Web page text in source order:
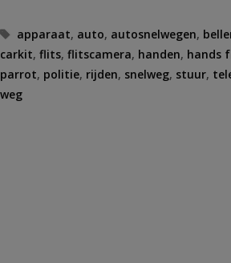
Tags
apparaat, auto, autosnelwegen,
carkit, flits, flitscamera, handen, hands
parrot, politie, rijden, snelweg, stuur,
weg